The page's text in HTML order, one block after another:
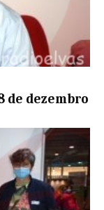
de dezembro